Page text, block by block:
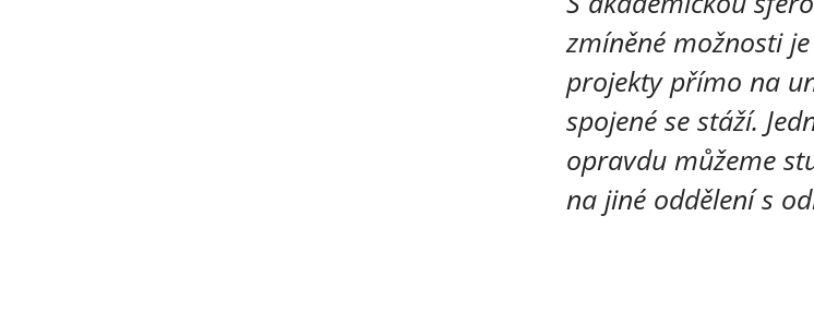
zmíněné možnosti
projekty přímo na
spojené se stáží.
opravdu můžeme
na jiné oddělení s